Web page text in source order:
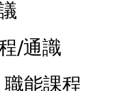
/通識
職能課程